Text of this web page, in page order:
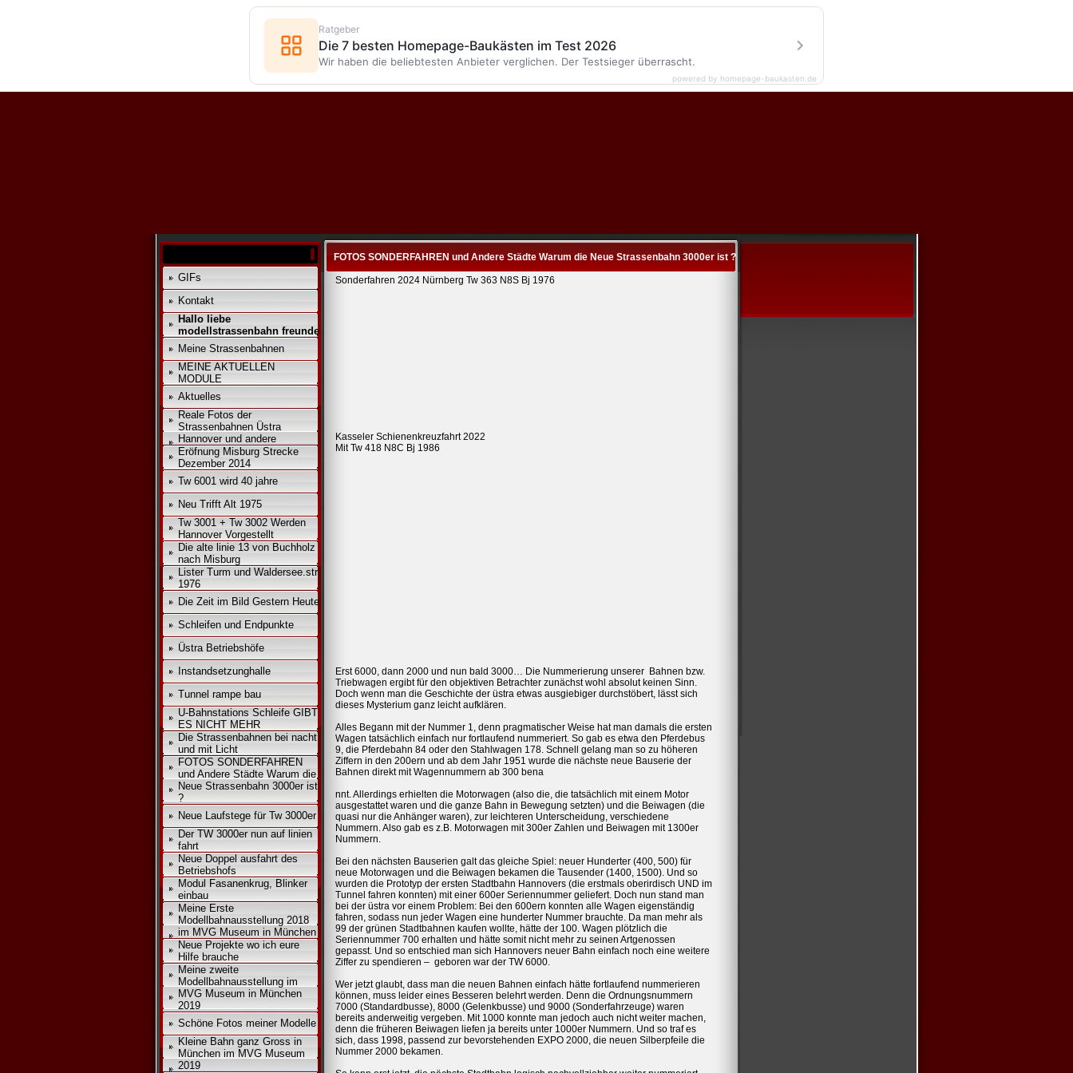
GIFs
Kontakt
Hallo liebe
modellstrassenbahn freunde
Meine Strassenbahnen
MEINE AKTUELLEN
MODULE
Aktuelles
Reale Fotos der
Strassenbahnen Üstra
Hannover und andere
Eröfnung Misburg Strecke
Dezember 2014
Tw 6001 wird 40 jahre
Neu Trifft Alt 1975
Tw 3001 + Tw 3002 Werden
Hannover Vorgestellt
Die alte linie 13 von Buchholz
nach Misburg
Lister Turm und Waldersee.str
1976
Die Zeit im Bild Gestern Heute
Schleifen und Endpunkte
Üstra Betriebshöfe
Instandsetzunghalle
Tunnel rampe bau
U-Bahnstations Schleife GIBT
ES NICHT MEHR
Die Strassenbahnen bei nacht
und mit Licht
FOTOS SONDERFAHREN
und Andere Städte Warum die
Neue Strassenbahn 3000er ist
?
Neue Laufstege für Tw 3000er
Der TW 3000er nun auf linien
fahrt
Neue Doppel ausfahrt des
Betriebshofs
Modul Fasanenkrug, Blinker
einbau
Meine Erste
Modellbahnausstellung 2018
im MVG Museum in München
Neue Projekte wo ich eure
Hilfe brauche
Meine zweite
Modellbahnausstellung im
MVG Museum in München
2019
Schöne Fotos meiner Modelle
Kleine Bahn ganz Gross in
München im MVG Museum
2019
FOTOS SONDERFAHREN und Andere Städte Warum die Neue Strassenbahn 3000er ist ?
Sonderfahren 2024 Nürnberg Tw 363 N8S Bj 1976
Kasseler Schienenkreuzfahrt 2022
Mit Tw 418 N8C Bj 1986
Erst 6000, dann 2000 und nun bald 3000… Die Nummerierung unserer Bahnen bzw.
Triebwagen ergibt für den objektiven Betrachter zunächst wohl absolut keinen Sinn.
Doch wenn man die Geschichte der üstra etwas ausgiebiger durchstöbert, lässt sich
dieses Mysterium ganz leicht aufklären.
Alles Begann mit der Nummer 1, denn pragmatischer Weise hat man damals die ersten
Wagen tatsächlich einfach nur fortlaufend nummeriert. So gab es etwa den Pferdebus
9, die Pferdebahn 84 oder den Stahlwagen 178. Schnell gelang man so zu höheren
Ziffern in den 200ern und ab dem Jahr 1951 wurde die nächste neue Bauserie der
Bahnen direkt mit Wagennummern ab 300 bena
nnt. Allerdings erhielten die Motorwagen (also die, die tatsächlich mit einem Motor
ausgestattet waren und die ganze Bahn in Bewegung setzten) und die Beiwagen (die
quasi nur die Anhänger waren), zur leichteren Unterscheidung, verschiedene
Nummern. Also gab es z.B. Motorwagen mit 300er Zahlen und Beiwagen mit 1300er
Nummern.
Bei den nächsten Bauserien galt das gleiche Spiel: neuer Hunderter (400, 500) für
neue Motorwagen und die Beiwagen bekamen die Tausender (1400, 1500). Und so
wurden die Prototyp der ersten Stadtbahn Hannovers (die erstmals oberirdisch UND im
Tunnel fahren konnten) mit einer 600er Seriennummer geliefert. Doch nun stand man
bei der üstra vor einem Problem: Bei den 600ern konnten alle Wagen eigenständig
fahren, sodass nun jeder Wagen eine hunderter Nummer brauchte. Da man mehr als
99 der grünen Stadtbahnen kaufen wollte, hätte der 100. Wagen plötzlich die
Seriennummer 700 erhalten und hätte somit nicht mehr zu seinen Artgenossen
gepasst. Und so entschied man sich Hannovers neuer Bahn einfach noch eine weitere
Ziffer zu spendieren – geboren war der TW 6000.
Wer jetzt glaubt, dass man die neuen Bahnen einfach hätte fortlaufend nummerieren
können, muss leider eines Besseren belehrt werden. Denn die Ordnungsnummern
7000 (Standardbusse), 8000 (Gelenkbusse) und 9000 (Sonderfahrzeuge) waren
bereits anderweitig vergeben. Mit 1000 konnte man jedoch auch nicht weiter machen,
denn die früheren Beiwagen liefen ja bereits unter 1000er Nummern. Und so traf es
sich, dass 1998, passend zur bevorstehenden EXPO 2000, die neuen Silberpfeile die
Nummer 2000 bekamen.
Ratgeber
Die 7 besten Homepage-Baukästen im Test 2026
Wir haben die beliebtesten Anbieter verglichen. Der Testsieger überrascht.
powered by homepage-baukasten.de